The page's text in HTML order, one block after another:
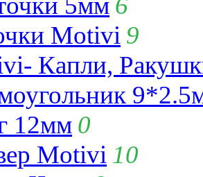
Motivi 9
Капли,
12мм 0
Motivi 10